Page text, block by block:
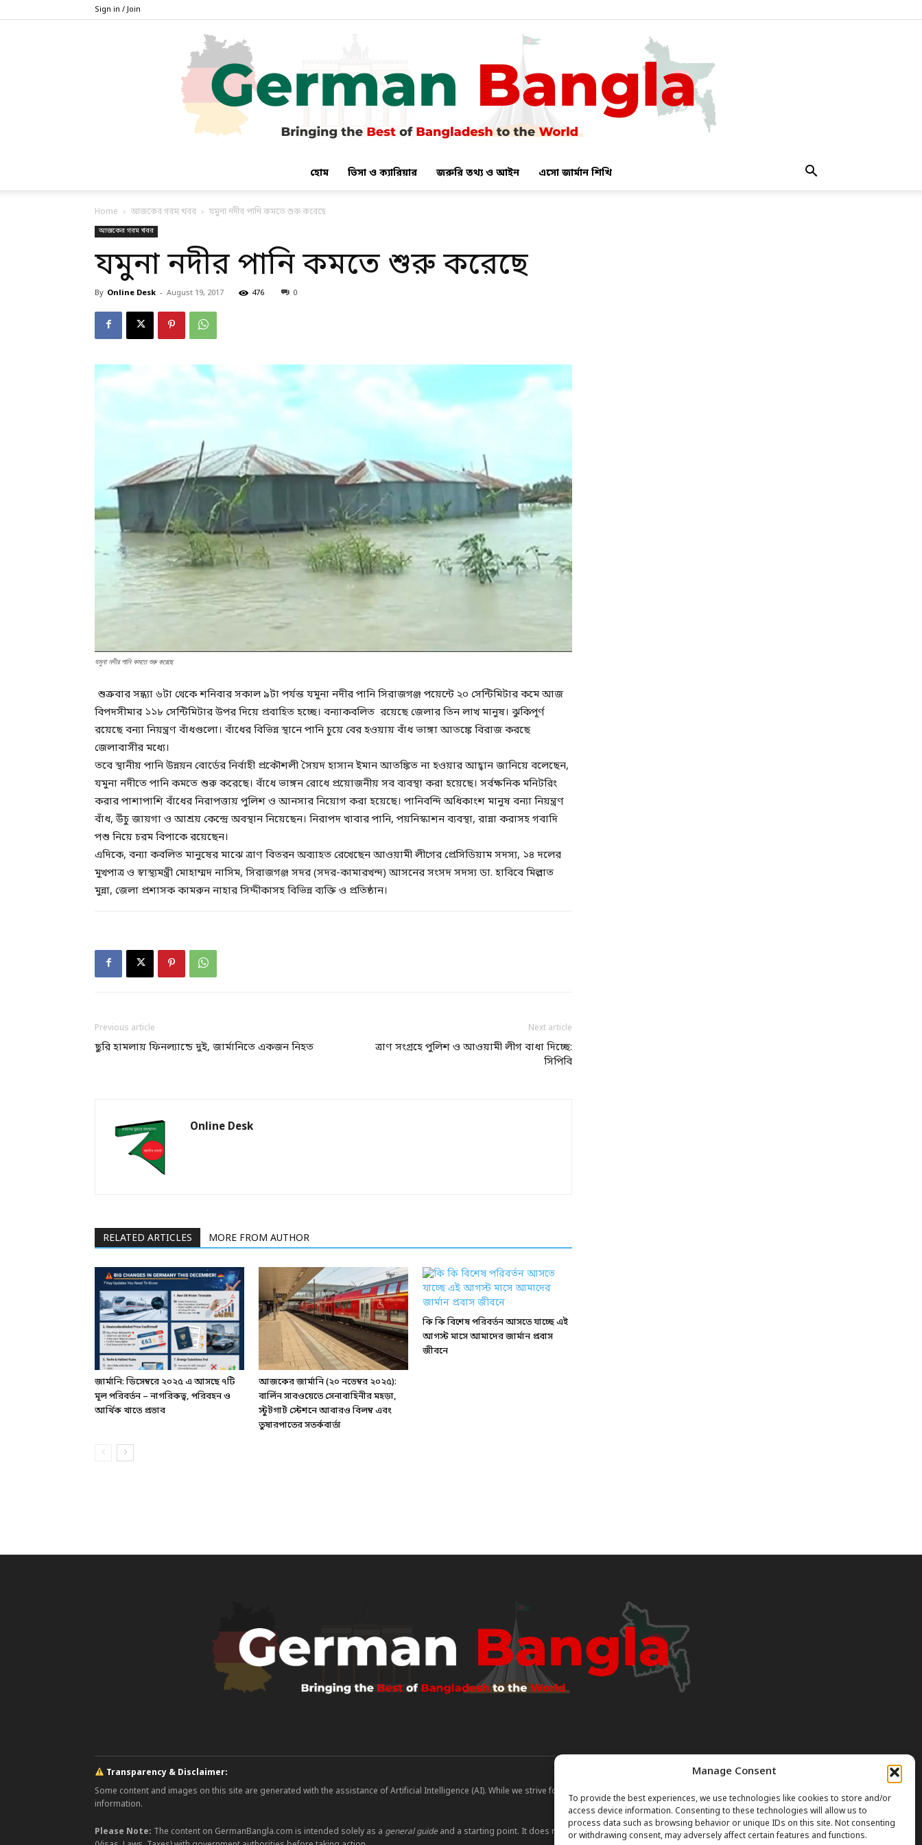
Manage Consent
To provide the best experiences, we use technologies like cookies to store and/or
access device information. Consenting to these technologies will allow us to
process data such as browsing behavior or unique IDs on this site. Not consenting
or withdrawing consent, may adversely affect certain features and functions.
Sign in / Join
হোম ভিসা ও ক্যারিয়ার জরুরি তথ্য ও আইন এসো জার্মান শিখি
Home আজকের গরম খবর যমুনা নদীর পানি কমতে শুরু করেছে
আজকের গরম খবর
যমুনা নদীর পানি কমতে শুরু করেছে
By Online Desk - August 19, 2017 476 0
যমুনা নদীর পানি কমতে শুরু করেছে
শুক্রবার সন্ধ্যা ৬টা থেকে শনিবার সকাল ৯টা পর্যন্ত যমুনা নদীর পানি সিরাজগঞ্জ পয়েন্টে ২০ সেন্টিমিটার কমে আজ
বিপদসীমার ১১৮ সেন্টিমিটার উপর দিয়ে প্রবাহিত হচ্ছে। বন্যাকবলিত রয়েছে জেলার তিন লাখ মানুষ। ঝুকিপূর্ণ
রয়েছে বন্যা নিয়ন্ত্রণ বাঁধগুলো। বাঁধের বিভিন্ন স্থানে পানি চুয়ে বের হওয়ায় বাঁধ ভাঙ্গা আতঙ্কে বিরাজ করছে
জেলাবাসীর মধ্যে।
তবে স্থানীয় পানি উন্নয়ন বোর্ডের নির্বাহী প্রকৌশলী সৈয়দ হাসান ইমান আতঙ্কিত না হওয়ার আহ্বান জানিয়ে বলেছেন,
যমুনা নদীতে পানি কমতে শুরু করেছে। বাঁধে ভাঙ্গন রোধে প্রয়োজনীয় সব ব্যবস্থা করা হয়েছে। সর্বক্ষনিক মনিটরিং
করার পাশাপাশি বাঁধের নিরাপত্তায় পুলিশ ও আনসার নিয়োগ করা হয়েছে। পানিবন্দি অধিকাংশ মানুষ বন্যা নিয়ন্ত্রণ
বাঁধ, উঁচু জায়গা ও আশ্রয় কেন্দ্রে অবস্থান নিয়েছেন। নিরাপদ খাবার পানি, পয়নিস্কাশন ব্যবস্থা, রান্না করাসহ গবাদি
পশু নিয়ে চরম বিপাকে রয়েছেন।
এদিকে, বন্যা কবলিত মানুষের মাঝে ত্রাণ বিতরন অব্যাহত রেখেছেন আওয়ামী লীগের প্রেসিডিয়াম সদস্য, ১৪ দলের
মুখপাত্র ও স্বাস্থ্যমন্ত্রী মোহাম্মদ নাসিম, সিরাজগঞ্জ সদর (সদর-কামারখন্দ) আসনের সংসদ সদস্য ডা. হাবিবে মিল্লাত
মুন্না, জেলা প্রশাসক কামরুন নাহার সিদ্দীকাসহ বিভিন্ন ব্যক্তি ও প্রতিষ্ঠান।
Previous article
ছুরি হামলায় ফিনল্যান্ডে দুই, জার্মানিতে একজন নিহত
Next article
ত্রাণ সংগ্রহে পুলিশ ও আওয়ামী লীগ বাধা দিচ্ছে:
সিপিবি
Online Desk
RELATED ARTICLES MORE FROM AUTHOR
জার্মানি: ডিসেম্বরে ২০২৫ এ আসছে ৭টি
মূল পরিবর্তন – নাগরিকত্ব, পরিবহন ও
আর্থিক খাতে প্রভাব
আজকের জার্মানি (২০ নভেম্বর ২০২৫):
বার্লিন সাবওয়েতে সেনাবাহিনীর মহড়া,
স্টুটগার্ট স্টেশনে আবারও বিলম্ব এবং
তুষারপাতের সতর্কবার্তা
কি কি বিশেষ পরিবর্তন আসতে যাচ্ছে এই
আগস্ট মাসে আমাদের জার্মান প্রবাস
জীবনে
Transparency & Disclaimer:
Some content and images on this site are generated with the assistance of Artificial Intelligence (AI). While we strive for accuracy, AI can occasionally produce incorrect or outdated
information.
Please Note: The content on GermanBangla.com is intended solely as a general guide and a starting point. It does not constitute legal or professional advice. Always verify official rules